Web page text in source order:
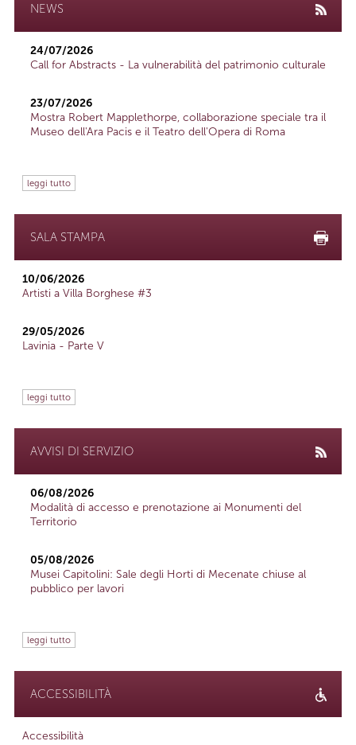
NEWS
24/07/2026
Call for Abstracts - La vulnerabilità del patrimonio culturale
23/07/2026
Mostra Robert Mapplethorpe, collaborazione speciale tra il
Museo dell'Ara Pacis e il Teatro dell'Opera di Roma
leggi tutto
SALA STAMPA
10/06/2026
Artisti a Villa Borghese #3
29/05/2026
Lavinia - Parte V
leggi tutto
AVVISI DI SERVIZIO
06/08/2026
Modalità di accesso e prenotazione ai Monumenti del
Territorio
05/08/2026
Musei Capitolini: Sale degli Horti di Mecenate chiuse al
pubblico per lavori
leggi tutto
ACCESSIBILITÀ
Accessibilità